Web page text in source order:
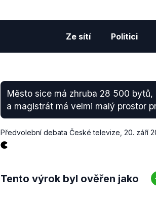
Ze sítí Politici
Město sice má zhruba 28 500
a magistrát má velmi malý prostor
Předvolební debata České televize 20. září
Tento výrok byl ověřen jako